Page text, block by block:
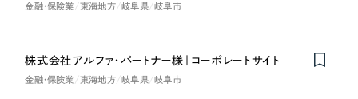
金融・保険業 東海地方 岐阜県 岐阜市
株式会社アルファ・パートナー様｜コーポレートサイト
金融・保険業 東海地方 岐阜県 岐阜市